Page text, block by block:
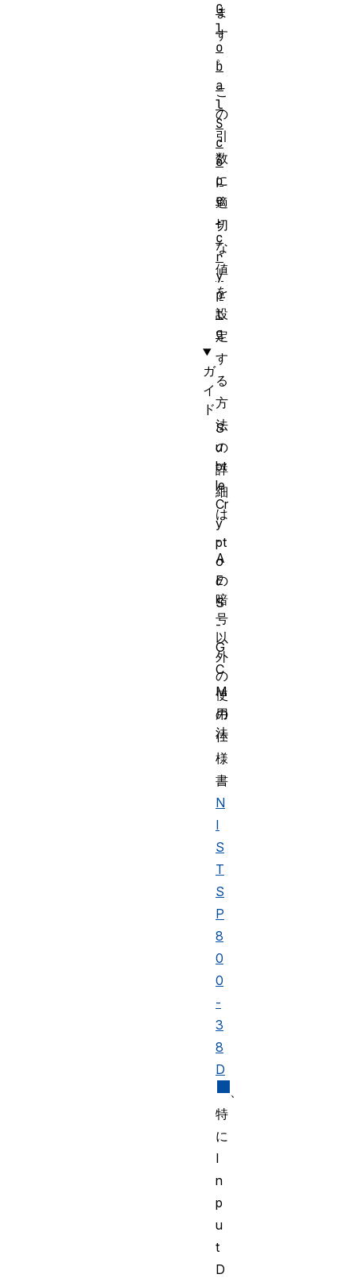
ま
す
。
こ
の
引
数
に
適
切
な
値
を
設
定
す
る
方
法
の
詳
細
は
、
A
E
S
-
G
C
M
の
仕
様
書
N
I
S
T
S
P
8
0
0
-
3
8
D
特
に
I
n
p
u
t
D
G
l
o
b
a
l
S
c
o
p
e
.
c
r
y
p
t
o
ガ
イ
ド
S
u
bt
le
Cr
y
pt
o
の
暗
号
以
外
の
使
用
法